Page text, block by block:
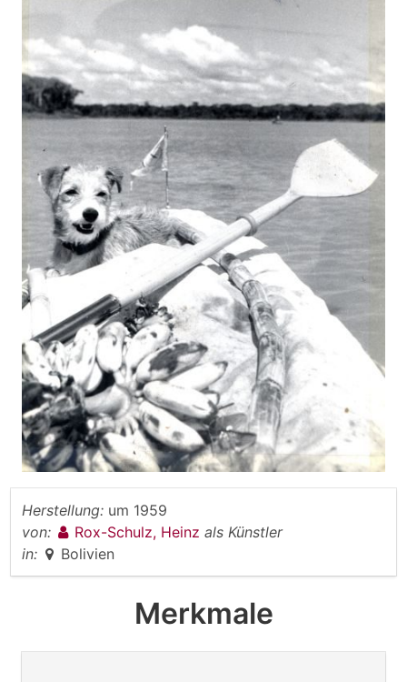
Herstellung: um 1959
von:
Rox-Schulz, Heinz als Künstler
in:
Bolivien
Merkmale